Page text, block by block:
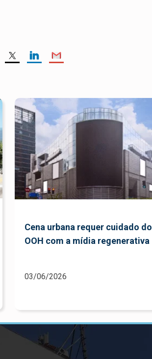
Cena urbana requer cuidado do
OOH com a mídia regenerativa
03/06/2026